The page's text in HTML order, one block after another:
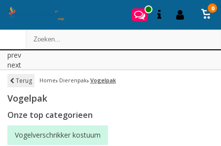
0
prev
next
Terug Home Dierenpak Vogelpak
Vogelpak
Onze top categorieen
Vogelverschrikker kostuum